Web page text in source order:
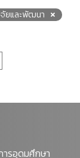
ยและพัฒนา
ารอุดมศึกษา